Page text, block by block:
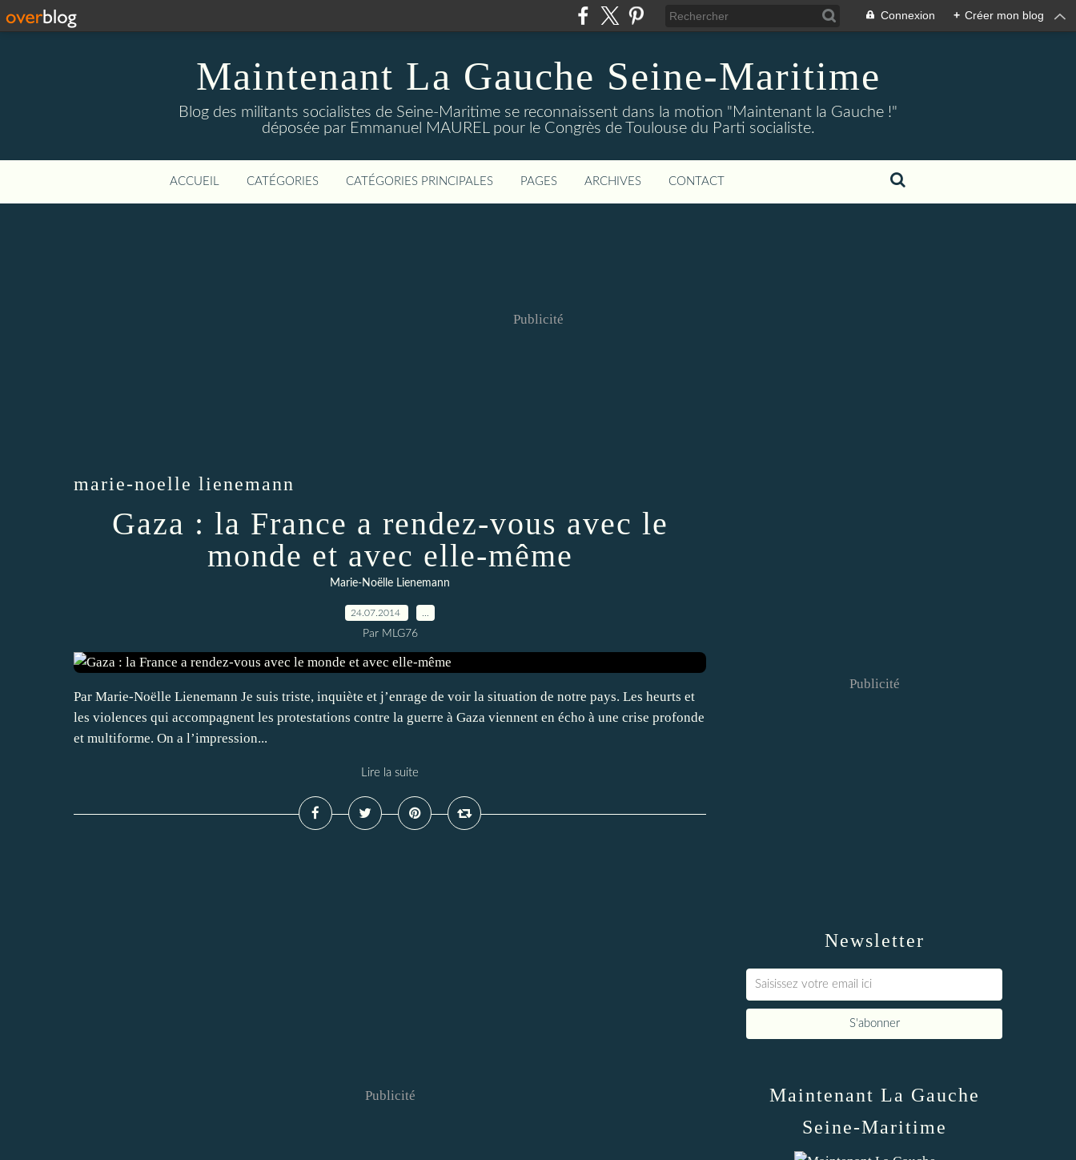
Connexion + Créer mon blog
Maintenant La Gauche Seine-Maritime
Blog des militants socialistes de Seine-Maritime se reconnaissent dans la motion "Maintenant la Gauche !"
déposée par Emmanuel MAUREL pour le Congrès de Toulouse du Parti socialiste.
ACCUEIL CATÉGORIES CATÉGORIES PRINCIPALES PAGES ARCHIVES CONTACT
Publicité
marie-noelle lienemann
Gaza : la France a rendez-vous avec le
monde et avec elle-même
Marie-Noëlle Lienemann
24.07.2014
Par MLG76
Par Marie-Noëlle Lienemann Je suis triste, inquiète et j’enrage de voir la situation de notre pays. Les heurts et
les violences qui accompagnent les protestations contre la guerre à Gaza viennent en écho à une crise profonde
et multiforme. On a l’impression...
Lire la suite
Publicité
Newsletter
Publicité
Maintenant La Gauche
Seine-Maritime